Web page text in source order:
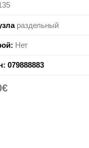
раздельный
Нет
079888883